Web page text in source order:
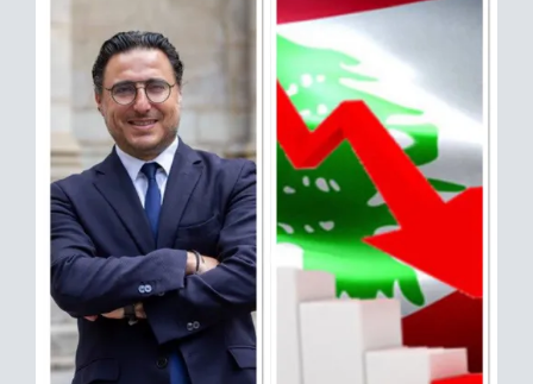
مقالات
موسيقى الشرق
من نحن
تواصل معنا